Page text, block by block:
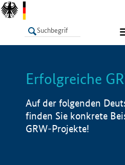
LISTE
Erfolgreiche
Auf der folgenden
finden Sie konkrete
GRW-Projekte!